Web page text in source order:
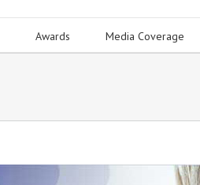
Awards Media Coverage